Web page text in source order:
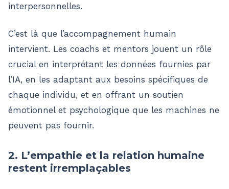
interpersonnelles.
C’est là que l’accompagnement humain
intervient. Les coachs et mentors jouent un rôle
crucial en interprétant les données fournies par
l’IA, en les adaptant aux besoins spécifiques de
chaque individu, et en offrant un soutien
émotionnel et psychologique que les machines ne
peuvent pas fournir​.
2. L’empathie et la relation humaine
restent irremplaçables